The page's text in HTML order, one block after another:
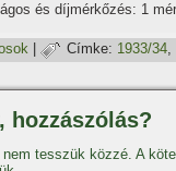
és dí­jmérkőzés: 1
| Címke: 1933/34,
hozzászólás?
tesszük közzé. A